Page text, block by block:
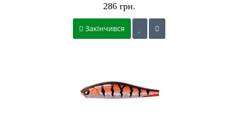
286 грн.
Закінчився